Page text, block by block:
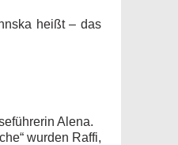
heißt – das
Alena.
wurden Raffi,